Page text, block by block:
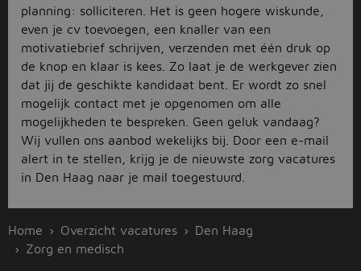
planning: solliciteren. Het is geen hogere wiskunde,
even je cv toevoegen, een knaller van een
motivatiebrief schrijven, verzenden met één druk op
de knop en klaar is kees. Zo laat je de werkgever zien
dat jij de geschikte kandidaat bent. Er wordt zo snel
mogelijk contact met je opgenomen om alle
mogelijkheden te bespreken. Geen geluk vandaag?
Wij vullen ons aanbod wekelijks bij. Door een e-mail
alert in te stellen, krijg je de nieuwste zorg vacatures
in Den Haag naar je mail toegestuurd.
Home Overzicht vacatures
Den Haag
Zorg en medisch